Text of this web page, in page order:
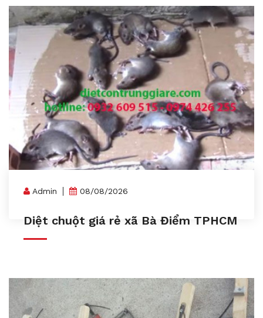
Admin 08/08/2026
Diệt chuột giá rẻ xã Bà Điểm TPHCM